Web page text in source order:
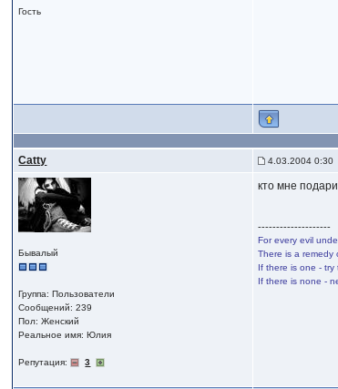
Гость
Catty 4.03.2004 0:30
Бывалый
Группа: Пользователи
Сообщений: 239
Пол: Женский
Реальное имя: Юлия
Репутация: 3
кто мне
--------------------
For every evil
There is a remedy
If there is one - try
If there is none -